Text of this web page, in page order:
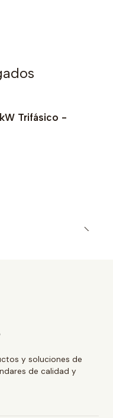
Trifásico -
y soluciones de
de calidad y